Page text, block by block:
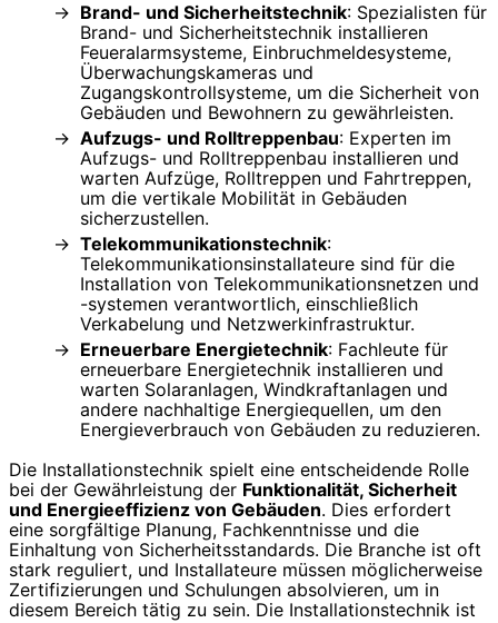
Brand- und Sicherheitstechnik: Spezialisten für
Brand- und Sicherheitstechnik installieren
Feueralarmsysteme, Einbruchmeldesysteme,
Überwachungskameras und
Zugangskontrollsysteme, um die Sicherheit von
Gebäuden und Bewohnern zu gewährleisten.
Aufzugs- und Rolltreppenbau: Experten im
Aufzugs- und Rolltreppenbau installieren und
warten Aufzüge, Rolltreppen und Fahrtreppen,
um die vertikale Mobilität in Gebäuden
sicherzustellen.
Telekommunikationstechnik:
Telekommunikationsinstallateure sind für die
Installation von Telekommunikationsnetzen und
-systemen verantwortlich, einschließlich
Verkabelung und Netzwerkinfrastruktur.
Erneuerbare Energietechnik: Fachleute für
erneuerbare Energietechnik installieren und
warten Solaranlagen, Windkraftanlagen und
andere nachhaltige Energiequellen, um den
Energieverbrauch von Gebäuden zu reduzieren.
Die Installationstechnik spielt eine entscheidende Rolle
bei der Gewährleistung der Funktionalität, Sicherheit
und Energieeffizienz von Gebäuden. Dies erfordert
eine sorgfältige Planung, Fachkenntnisse und die
Einhaltung von Sicherheitsstandards. Die Branche ist oft
stark reguliert, und Installateure müssen möglicherweise
Zertifizierungen und Schulungen absolvieren, um in
diesem Bereich tätig zu sein. Die Installationstechnik ist